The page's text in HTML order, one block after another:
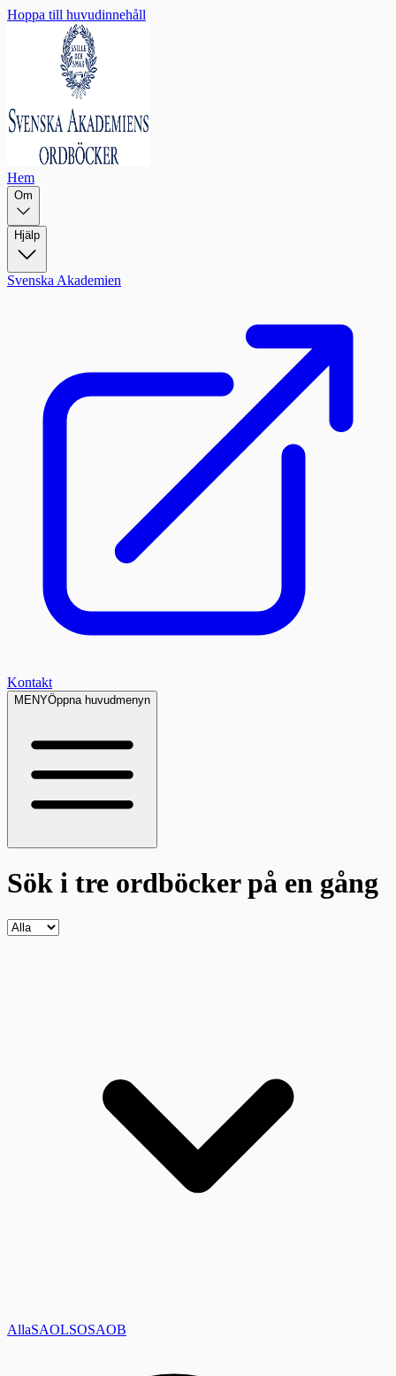
Hoppa till huvudinnehåll
Hem
Om
Hjälp
Svenska Akademien
Kontakt
MENYÖppna huvudmenyn
Sök i tre ordböckerpå en gång
AllaSAOLSOSAOB